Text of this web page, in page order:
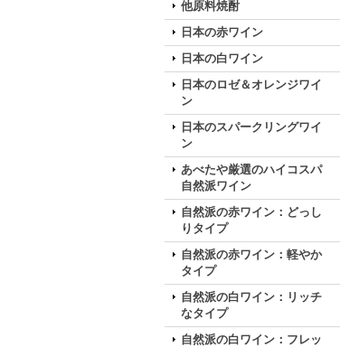
他原料焼酎
日本の赤ワイン
日本の白ワイン
日本のロゼ＆オレンジワイ
ン
日本のスパークリングワイ
ン
あべたや厳選のハイコスパ
自然派ワイン
自然派の赤ワイン：どっし
りタイプ
自然派の赤ワイン：軽やか
タイプ
自然派の白ワイン：リッチ
なタイプ
自然派の白ワイン：フレッ